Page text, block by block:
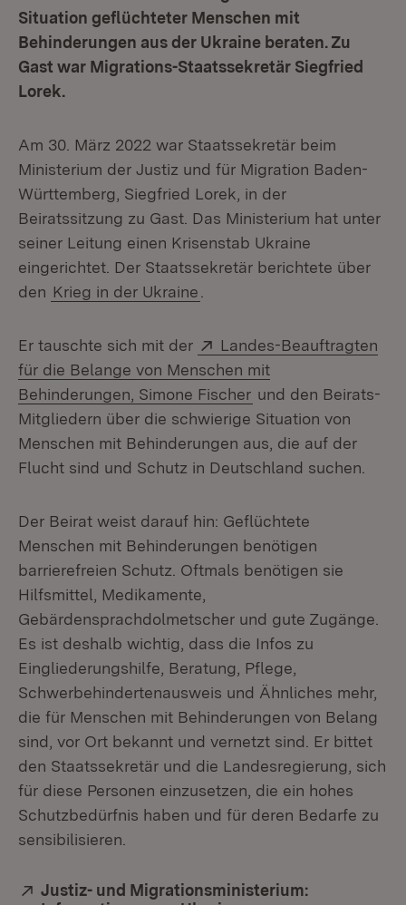
Situation geflüchteter Menschen mit
Behinderungen aus der Ukraine beraten. Zu
Gast war Migrations-Staatssekretär Siegfried
Lorek.
Am 30. März 2022 war Staatssekretär beim
Ministerium der Justiz und für Migration Baden-
Württemberg, Siegfried Lorek, in der
Beiratssitzung zu Gast. Das Ministerium hat unter
seiner Leitung einen Krisenstab Ukraine
eingerichtet. Der Staatssekretär berichtete über
den Krieg in der Ukraine
Er tauschte sich mit der Extern:
Landes-Beauftragten
für die Belange von Menschen mit
Behinderungen, Simone Fischer (Öffnet in neuem
und den Beirats-
Mitgliedern über die schwierige Situation von
Menschen mit Behinderungen aus, die auf der
Flucht sind und Schutz in Deutschland suchen.
Der Beirat weist darauf hin: Geflüchtete
Menschen mit Behinderungen benötigen
barrierefreien Schutz. Oftmals benötigen sie
Hilfsmittel, Medikamente,
Gebärdensprachdolmetscher und gute Zugänge.
Es ist deshalb wichtig, dass die Infos zu
Eingliederungshilfe, Beratung, Pflege,
Schwerbehindertenausweis und Ähnliches mehr,
die für Menschen mit Behinderungen von Belang
sind, vor Ort bekannt und vernetzt sind. Er bittet
den Staatssekretär und die Landesregierung, sich
für diese Personen einzusetzen, die ein hohes
Schutzbedürfnis haben und für deren Bedarfe zu
sensibilisieren.
Extern:
Justiz- und Migrationsministerium: